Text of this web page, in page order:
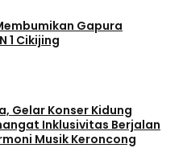
Gapura
1 Cikijing
Gelar Konser Kidung
Inklusivitas Berjalan
Musik Keroncong